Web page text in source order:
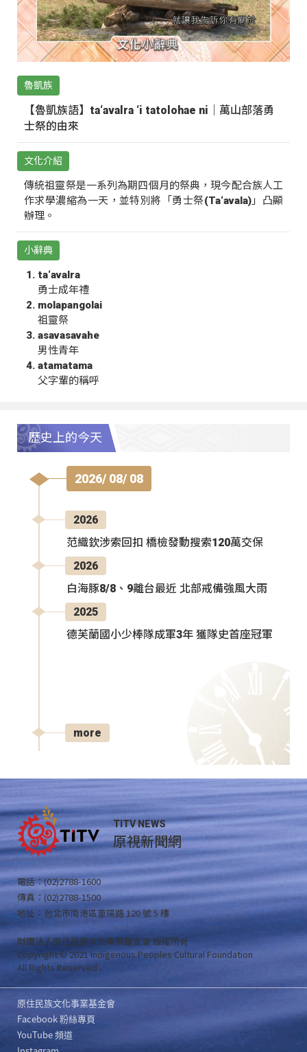
魯凱族
【魯凱族語】ta‘avalra ‘i tatolohae ni｜萬山部落勇
士祭的由來
文化介紹
傳統祖靈祭是一系列為期四個月的祭典，現今配合族人工
作求學濃縮為一天，並特別將「勇士祭(Ta‘avala)」凸顯
辦理。
小辭典
ta‘avalra
勇士成年禮
molapangolai
祖靈祭
asavasavahe
男性青年
atamatama
父字輩的稱呼
歷史上的今天
2026/ 08/ 08
2026
范織欽涉索回扣 橋檢發動搜索120萬交保
2026
白海豚8/8、9離台最近 北部戒備強風大雨
2025
德芙蘭國小少棒隊成軍3年 獲隊史首座冠軍
more
TITV NEWS
原視新聞網
電話：(02)2788-1600
傳真：(02)2788-1500
地址：台北市南港區重陽路 120 號 5 樓
財團法人原住民族文化事業基金會 版權所有
Copyright © 2021 Indigenous Peoples Cultural Foundation
All Rights Reserved .
原住民族文化事業基金會
Facebook 粉絲專頁
YouTube 頻道